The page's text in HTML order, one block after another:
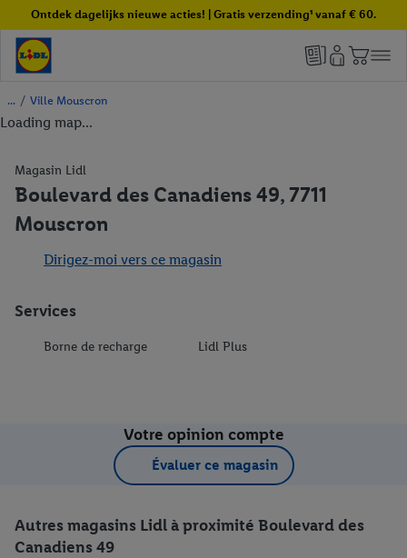
Ontdek dagelijks nieuwe acties! | Gratis verzending¹ vanaf € 60.
/ Ville Mouscron
Loading map...
Magasin Lidl
Boulevard des Canadiens 49, 7711
Mouscron
Dirigez-moi vers ce magasin
Services
Borne de recharge Lidl Plus
Votre opinion compte
Évaluer ce magasin
Autres magasins Lidl à proximité Boulevard des
Canadiens 49